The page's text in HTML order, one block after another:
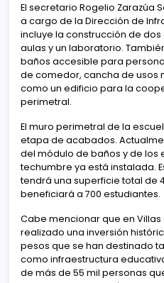
El secretario Rogelio Zarazúa
a cargo de la Dirección de
incluye la construcción de dos
aulas y un laboratorio.
baños accesible para
de comedor, cancha de usos
como un edificio para la
perimetral.
El muro perimetral de la
etapa de acabados.
del módulo de baños y de los
techumbre ya está instalada.
tendrá una superficie total de
beneficiará a 700 estudiantes.
Cabe mencionar que en Villas
realizado una inversión
pesos que se han destinado
como infraestructura
de más de 55 mil personas